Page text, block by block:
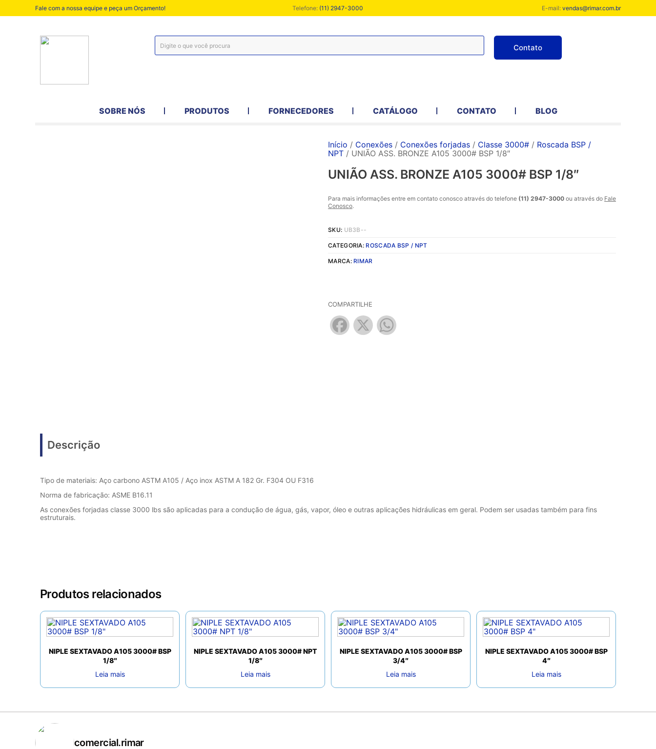
Fale com a nossa equipe e peça um Orçamento! Telefone: (11) 2947-3000 E-mail: vendas@rimar.com.br
Contato
SOBRE NÓS PRODUTOS FORNECEDORES CATÁLOGO CONTATO BLOG
Início / Conexões / Conexões forjadas / Classe 3000# / Roscada BSP /
NPT / UNIÃO ASS. BRONZE A105 3000# BSP 1/8″
UNIÃO ASS. BRONZE A105 3000# BSP 1/8″
Para mais informações entre em contato conosco através do telefone (11) 2947-3000 ou através do Fale
Conosco.
SKU: UB3B--
CATEGORIA: ROSCADA BSP / NPT
MARCA: RIMAR
COMPARTILHE
Facebook
X
Descrição
Tipo de materiais: Aço carbono ASTM A105 / Aço inox ASTM A 182 Gr. F304 OU F316
Norma de fabricação: ASME B16.11
As conexões forjadas classe 3000 lbs são aplicadas para a condução de água, gás, vapor, óleo e outras aplicações hidráulicas em geral. Podem ser usadas também para fins
estruturais.
Produtos relacionados
NIPLE SEXTAVADO A105 3000# BSP
1/8″
Leia mais
NIPLE SEXTAVADO A105 3000# NPT
1/8″
Leia mais
NIPLE SEXTAVADO A105 3000# BSP
3/4″
Leia mais
NIPLE SEXTAVADO A105 3000# BSP
4″
Leia mais
comercial.rimar